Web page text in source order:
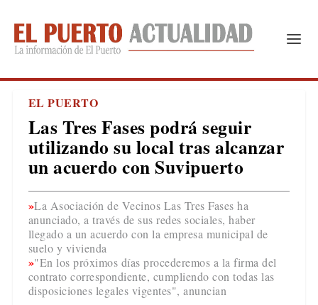
EL PUERTO
Las Tres Fases podrá seguir
utilizando su local tras alcanzar
un acuerdo con Suvipuerto
La Asociación de Vecinos Las Tres Fases ha
anunciado, a través de sus redes sociales, haber
llegado a un acuerdo con la empresa municipal de
suelo y vivienda
"En los próximos días procederemos a la firma del
contrato correspondiente, cumpliendo con todas las
disposiciones legales vigentes", anuncian